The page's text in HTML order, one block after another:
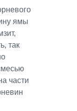
ямы
так
части